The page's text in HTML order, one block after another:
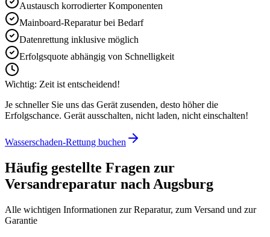
Austausch korrodierter Komponenten
Mainboard-Reparatur bei Bedarf
Datenrettung inklusive möglich
Erfolgsquote abhängig von Schnelligkeit
Wichtig: Zeit ist entscheidend!
Je schneller Sie uns das Gerät zusenden, desto höher die
Erfolgschance. Gerät ausschalten, nicht laden, nicht einschalten!
Wasserschaden-Rettung buchen
Häufig gestellte Fragen zur
Versandreparatur nachAugsburg
Alle wichtigen Informationen zur Reparatur, zum Versand und zur
Garantie